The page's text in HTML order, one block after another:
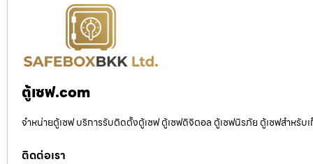
ตู้เซฟ.com
จำหน่ายตู้เซฟ บริการรับติดตั้งตู้เซฟ ตู้เซฟดิจิตอล ตู้เซฟนิรภัย ตู้เซฟสำหรั
ติดต่อเรา